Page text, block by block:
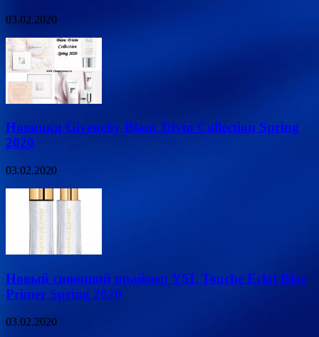
03.02.2020
Новинки Givenchy Blanc Divin Collection Spring
2020
03.02.2020
Новый сияющий праймер YSL Touche Eclat Blur
Primer Spring 2020
03.02.2020